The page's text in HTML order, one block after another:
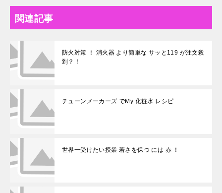
関連記事
防火対策 ！ 消火器 より簡単な サッと119 が注文殺
到？！
チューンメーカーズ でMy 化粧水 レシピ
世界一受けたい授業 若さを保つ には 赤 ！